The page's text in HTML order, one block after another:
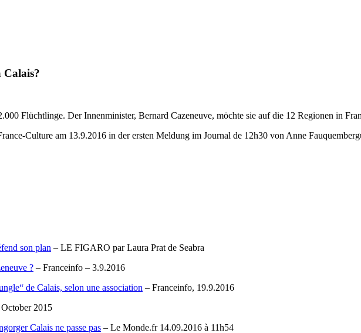
Calais?
Flüchtlinge. Der Innenminister, Bernard Cazeneuve, möchte sie auf die 12 Regionen in
Culture am 13.9.2016 in der ersten Meldung im Journal de 12h30 von Anne
son plan – LE FIGARO par Laura Prat de Seabra
? – Franceinfo – 3.9.2016
de Calais, selon une association – Franceinfo, 19.9.2016
2015
Calais ne passe pas – Le Monde.fr 14.09.2016 à 11h54